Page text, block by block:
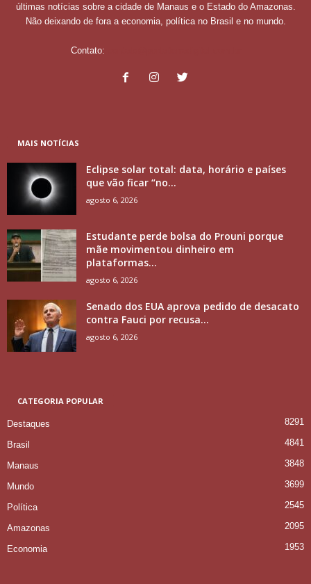
últimas notícias sobre a cidade de Manaus e o Estado do Amazonas.
Não deixando de fora a economia, política no Brasil e no mundo.
Contato:
MAIS NOTÍCIAS
Eclipse solar total: data, horário e países
que vão ficar “no...
agosto 6, 2026
Estudante perde bolsa do Prouni porque
mãe movimentou dinheiro em
plataformas...
agosto 6, 2026
Senado dos EUA aprova pedido de desacato
contra Fauci por recusa...
agosto 6, 2026
CATEGORIA POPULAR
Destaques 8291
Brasil 4841
Manaus 3848
Mundo 3699
Política 2545
Amazonas 2095
Economia 1953